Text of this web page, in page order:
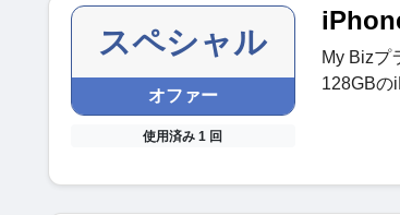
スペシャル
オファー
使用済み 1 回
My Bizプ
128GBの